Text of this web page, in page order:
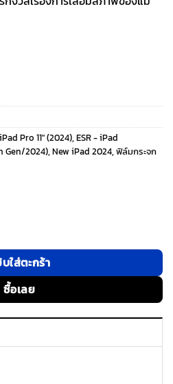
Pro 11" (2024), ESR - iPad
Gen/2024), New iPad 2024, ฟิล์มกระจก
Screen Protector - ฟิล์มหน้าจอ
ใส่ตะกร้า
ซื้อเลย